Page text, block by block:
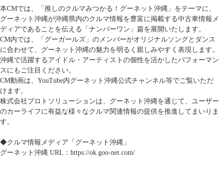
本CMでは、「推しのクルマみつかる！グーネット沖縄」をテーマに、
グーネット沖縄が沖縄県内のクルマ情報を豊富に掲載する中古車情報メ
ディアであることを伝える「ナンバーワン」篇を展開いたします。
CM内では、「グーガールズ」のメンバーがオリジナルソングとダンス
に合わせて、グーネット沖縄の魅力を明るく親しみやすく表現します。
沖縄で活躍するアイドル・アーティストの個性を活かしたパフォーマン
スにもご注目ください。
CM動画は、YouTube内グーネット沖縄公式チャンネル等でご覧いただ
けます。
株式会社プロトソリューションは、グーネット沖縄を通じて、ユーザー
のカーライフに有益な様々なクルマ関連情報の提供を推進してまいりま
す。
◆クルマ情報メディア「グーネット沖縄」
グーネット沖縄 URL： https://ok.goo-net.com/